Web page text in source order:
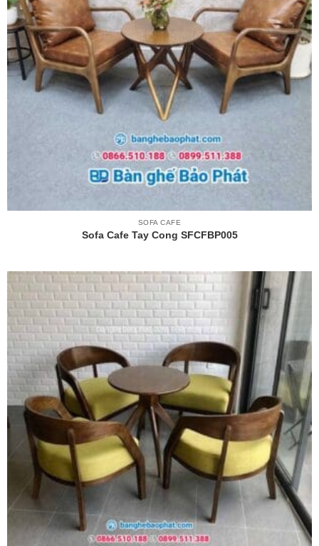
SOFA CAFE
Sofa Cafe Tay Cong SFCFBP005